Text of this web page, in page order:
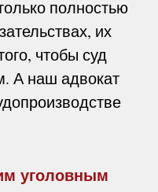
полностью
их
чтобы суд
А наш адвокат
уголовным